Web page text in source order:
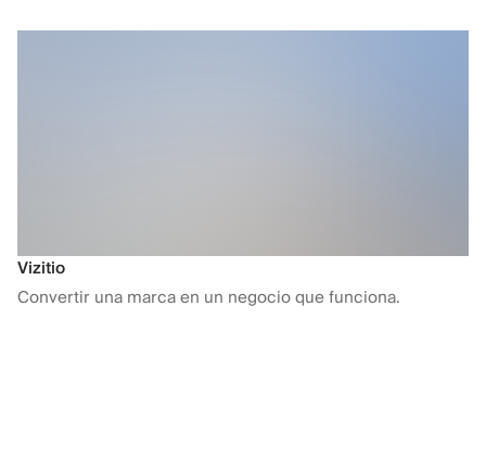
Vizitio
Convertir una marca en un negocio que funciona.